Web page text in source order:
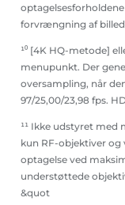
forvrængning af
¹⁰ [4K HQ-metode]
menupunkt. Der
oversampling, når
97/25,00/23,98 fps.
¹¹ Ikke udstyret med
kun RF-objektiver og
optagelse ved
understøttede
&quot